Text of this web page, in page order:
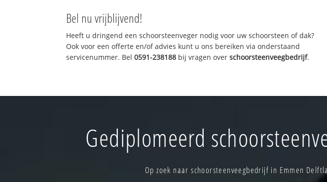
Bel nu vrijblijvend!
Heeft u dringend een schoorsteenveger nodig voor uw schoorsteen of dak?
Ook voor een offerte en/of advies kunt u ons bereiken via onderstaand
servicenummer. Bel0591-238188 bij vragen overschoorsteenveegbedrijf.
Gediplomeerd
Op zoek naar schoorsteenveegbedrijf in Emmen